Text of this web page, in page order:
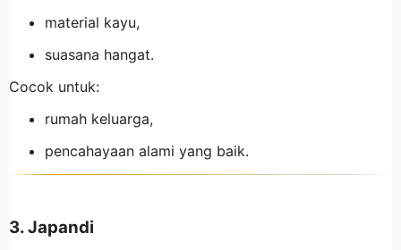
material kayu,
suasana hangat.
Cocok untuk:
rumah keluarga,
pencahayaan alami yang baik.
3. Japandi